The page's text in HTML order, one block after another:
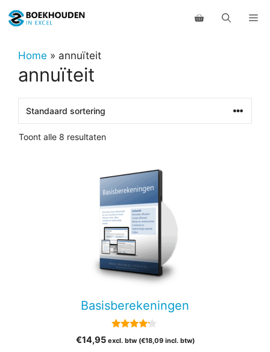
naar
inhoudHome » annuïteit
annuïteit
Toont alle 8 resultaten
Basisberekeningen
van 5
€14,95 excl. btw (€18,09incl. btw)